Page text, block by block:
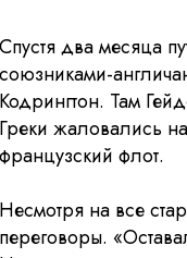
Спустя два месяца
союзниками-
Кодрингтон. Там
Греки жаловались
французский флот.
Несмотря на все
переговоры.